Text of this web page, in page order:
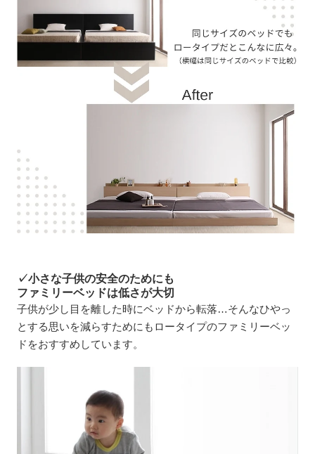
✓小さな子供の安全のためにも
ファミリーベッドは低さが大切
子供が少し目を離した時にベッドから転落…そんなひやっ
とする思いを減らすためにもロータイプのファミリーベッ
ドをおすすめしています。